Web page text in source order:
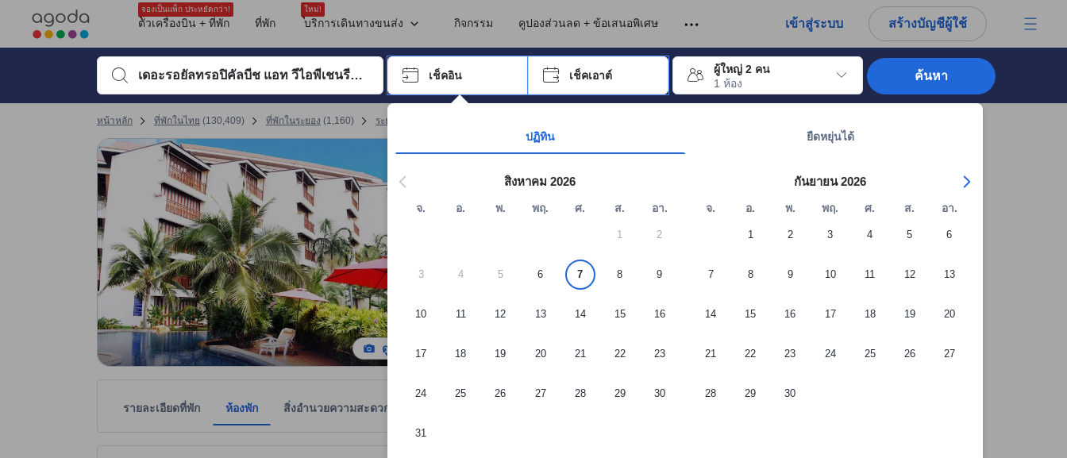
จองเป็นแพ็ก ประหยัดกว่า!
ตั๋วเครื่องบิน + ที่พัก ที่พัก
ใหม่!
บริการเดินทางขนส่ง กิจกรรม คูปองส่วนลด + ข้อเสนอพิเศษ เข้าสู่ระบบ สร้างบัญชีผู้ใช้
พิมพ์ชื่อที่พักหรือคำที่ต้องการค้นหา จากนั้นใช้ปุ่มลูกศรหรือปุ่ม Tab เพื่อเลื่อนหาคำที่ต้องการ แล้วกดปุ่ม Enter เพื่อเลือก
เช็คอิน เช็คเอาต์
ผู้ใหญ่ 2 คน
1 ห้อง
กด Enter เพื่อเลือกวันที่ ใช้ปุ่มลูกศรเพื่อเลือกวันเช็คอินและเช็คเอาต์ เมื่อไปถึงวันเช็คอินที่ต้องการ ให้กดปุ่ม Enter เพื่อเลือกวันเช็คอินดังกล่าว ทำซ้ำขั้นตอ
ปฏิทิน ยืดหยุ่นได้
สิงหาคม 2026
จ. อ. พ. พฤ. ศ. ส. อา.
1 2
3 4 5 6 7 8 9
10 11 12 13 14 15 16
17 18 19 20 21 22 23
24 25 26 27 28 29 30
31
กันยายน 2026
จ. อ. พ. พฤ. ศ. ส. อา.
1 2 3 4 5 6
7 8 9 10 11 12 13
14 15 16 17 18 19 20
21 22 23 24 25 26 27
28 29 30
ค้นหา
หน้าหลัก ที่พักในไทย (130,409) ที่พักในระยอง (1,160) ระยอง รีสอร์ต
ดูรูปทั้งหมด
รายละเอียดที่พัก ห้องพัก สิ่งอำนวยความสะดวก
รีวิวทั้งหมดของอโกด้ามาจากผู้เข้าพักจริง ซึ่งเขียนหลังจากการเดินทางไปเข้าพัก ดังนั้น คะแนนรีวิวและความคิดเห็นที่แสดงบนอโกด้า จึงมาจากประสบการณ์ตรงของผู้เข้าพักอย่างแท้จริง
สิ่งอำนวยความสะดวก 7.3 เต็ม 10 คะแนน ถือว่าได้คะแนนสูงในระยอง
ความสะดวกสบายและคุณภาพของห้องพัก 6.7 เต็ม 10 คะแนน
การให้บริการของพนักงาน 7.5 เต็ม 10 คะแนน
คุ้มค่ากับเงินที่จ่าย 7.3 เต็ม 10 คะแนน
Mentioned in 2 reviews
Mentioned in 1 reviews
Mentioned in 1 reviews
Mentioned in 1 reviews
Mentioned in 1 reviews
ความสะดวกสบายของห้องพัก
Mentioned in 1 reviews
Mentioned in 1 reviews